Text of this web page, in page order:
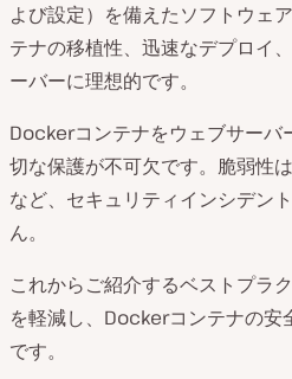
よび設定）を備えたソフトウェ
テナの移植性、迅速なデプロイ
ーバーに理想的です。
Dockerコンテナをウェブサーバ
切な保護が不可欠です。脆弱性
など、セキュリティインシデン
ん。
これからご紹介するベストプラ
を軽減し、Dockerコンテナの安
です。